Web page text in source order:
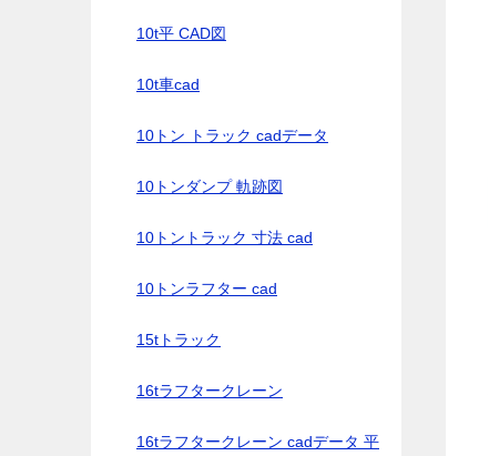
10t平 CAD図
10t車cad
10トン トラック cadデータ
10トンダンプ 軌跡図
10トントラック 寸法 cad
10トンラフター cad
15tトラック
16tラフタークレーン
16tラフタークレーン cadデータ 平